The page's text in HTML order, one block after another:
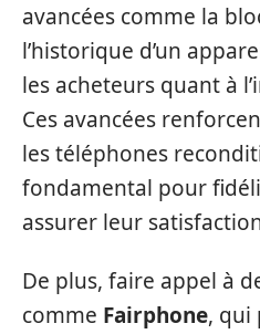
avancées comme la
l’historique d’un
les acheteurs quant à
Ces avancées
les téléphones
fondamental pour
assurer leur
De plus, faire appel à
comme Fairphone, qui